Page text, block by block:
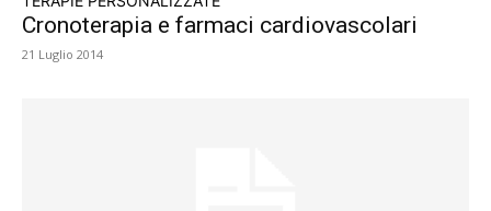
Cronoterapia e farmaci cardiovascolari
21 Luglio 2014